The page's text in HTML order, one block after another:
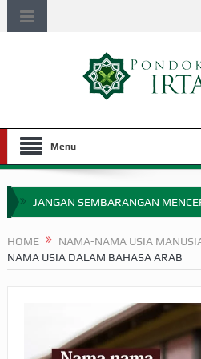
Menu
JANGAN SEMBARANGAN
MIMPI YANG DIABAIKAN
SEBELUM TIBA SAAT WAJIB?
HAKIKAT NIKMAT DI DUNIA!
HOME
NAMA-NAMA USIA
NAMA USIA DALAM BAHASA ARAB